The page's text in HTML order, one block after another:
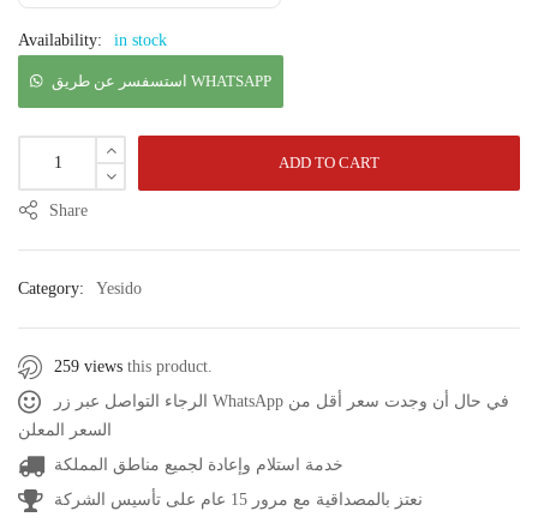
Availability: in stock
استسفسر عن طريق WHATSAPP
ADD TO CART
Share
Category: Yesido
259 views this product.
الرجاء التواصل عبر زر WhatsApp في حال أن وجدت سعر أقل من
السعر المعلن
خدمة استلام وإعادة لجميع مناطق المملكة
نعتز بالمصداقية مع مرور 15 عام على تأسيس الشركة